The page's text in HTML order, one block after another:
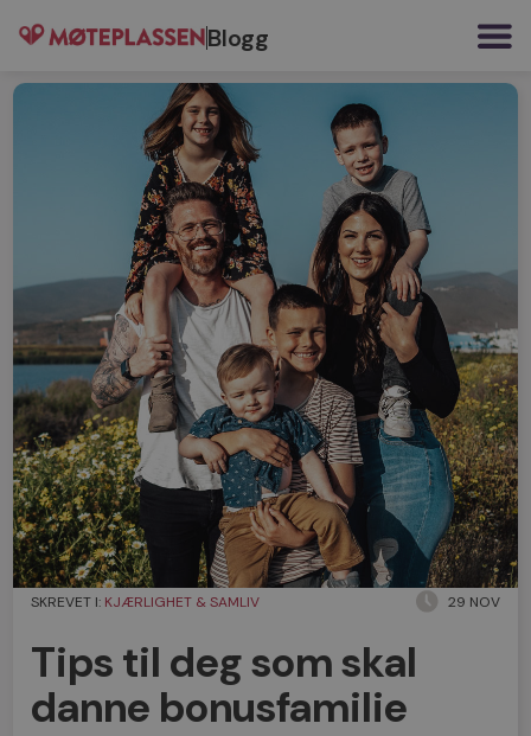
Blogg
SKREVET I: KJÆRLIGHET & SAMLIV 29 NOV
Tips til deg som skal
danne bonusfamilie